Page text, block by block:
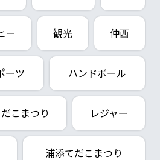
ー 観光 仲西
ーツ ハンドボール
こまつり レジャー
浦添てだこまつり